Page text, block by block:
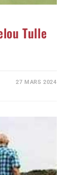
Tulle
27 MARS 2024